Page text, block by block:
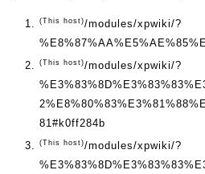
(This host)/modules/xpwiki/?
(This host)/modules/xpwiki/?
81#k0ff284b
(This host)/modules/xpwiki/?